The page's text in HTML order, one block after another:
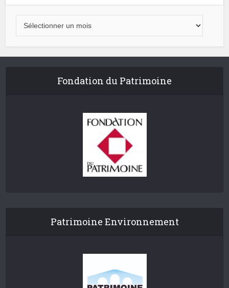
Fondation du Patrimoine
Patrimoine Environnement